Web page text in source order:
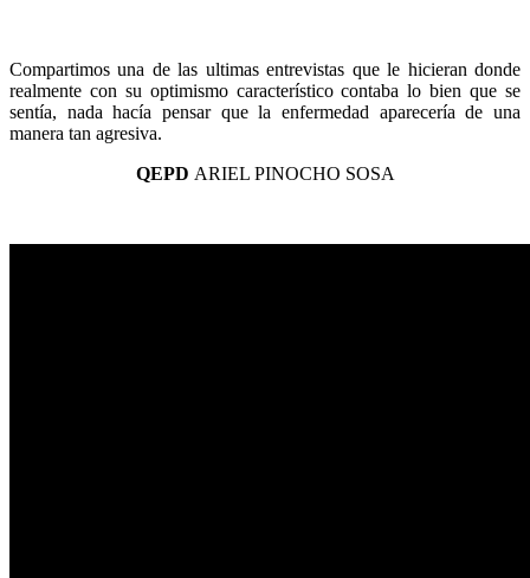
Compartimos una de las ultimas entrevistas que le hicieran donde
realmente con su optimismo característico contaba lo bien que se
sentía, nada hacía pensar que la enfermedad aparecería de una
manera tan agresiva.
QEPD ARIEL PINOCHO SOSA